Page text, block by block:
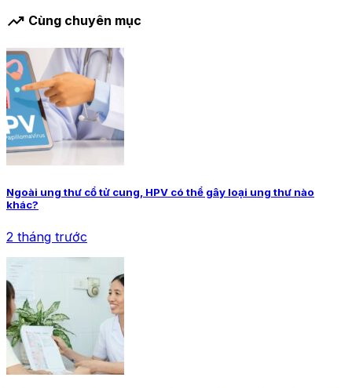
trending_up Cùng chuyên mục
Ngoài ung thư cổ tử cung, HPV có thể gây loại ung thư nào
khác?
2 tháng trước